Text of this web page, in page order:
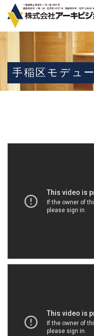
手稲区モデュ